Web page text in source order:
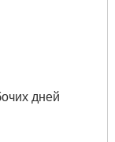
дней